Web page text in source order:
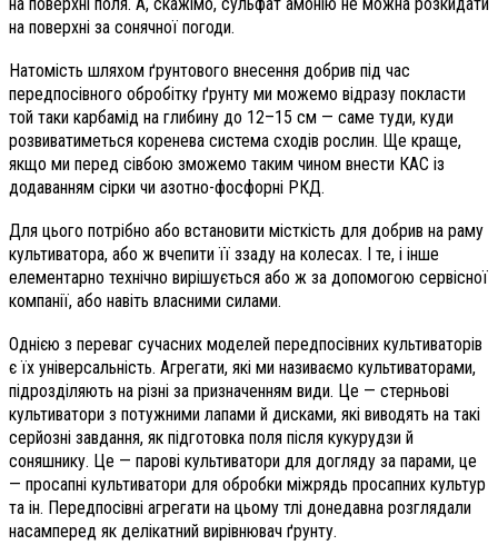
на поверхні за сонячної погоди.
Натомість шляхом ґрунтового внесення добрив під час
передпосівного обробітку ґрунту ми можемо відразу покласти
той таки карбамід на глибину до 12–15 см — саме туди, куди
розвиватиметься коренева система сходів рослин. Ще краще,
якщо ми перед сівбою зможемо таким чином внести КАС із
додаванням сірки чи азотно-фосфорні РКД.
Для цього потрібно або встановити місткість для добрив на раму
культиватора, або ж вчепити її ззаду на колесах. І те, і інше
елементарно технічно вирішується або ж за допомогою сервісної
компанії, або навіть власними силами.
Однією з переваг сучасних моделей передпосівних культиваторів
є їх універсальність. Агрегати, які ми називаємо культиваторами,
підрозділяють на різні за призначенням види. Це — стерньові
культиватори з потужними лапами й дисками, які виводять на такі
серйозні завдання, як підготовка поля після кукурудзи й
соняшнику. Це — парові культиватори для догляду за парами, це
— просапні культиватори для обробки міжрядь просапних культур
та ін. Передпосівні агрегати на цьому тлі донедавна розглядали
насамперед як делікатний вирівнювач ґрунту.